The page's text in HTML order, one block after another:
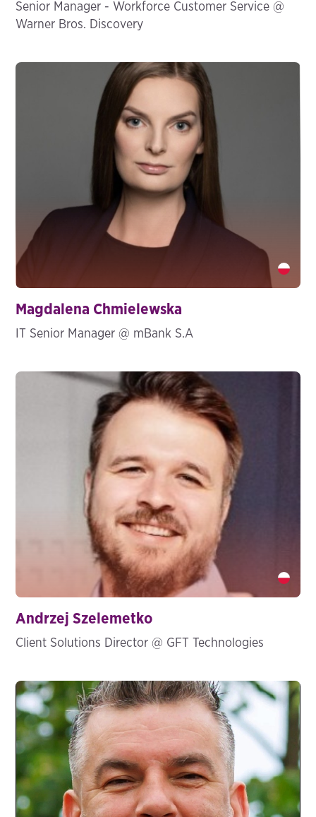
Senior Manager - Workforce Customer Service @
Warner Bros. Discovery
Magdalena Chmielewska
IT Senior Manager @ mBank S.A
Andrzej Szelemetko
Client Solutions Director @ GFT Technologies